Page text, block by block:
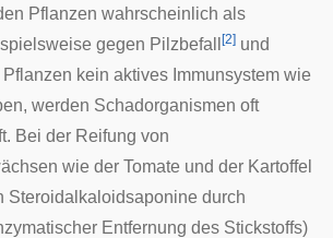
Pflanzen wahrscheinlich als
gegen Pilzbefall
[2] und
Pflanzen kein aktives Immunsystem wie
werden Schadorganismen oft
Bei der Reifung von
wie der Tomate und der Kartoffel
Steroidalkaloidsaponine durch
Entfernung des Stickstoffs)